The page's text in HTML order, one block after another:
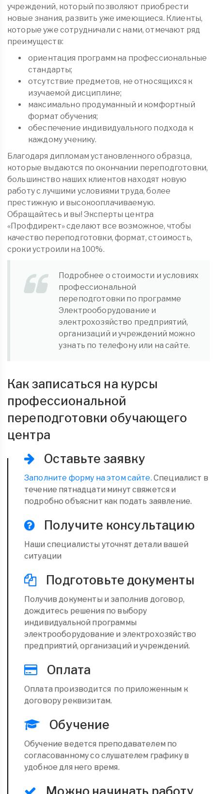
учреждений, который позволяют приобрести
новые знания, развить уже имеющиеся. Клиенты,
которые уже сотрудничали с нами, отмечают ряд
преимуществ:
ориентация программ на профессиональные
стандарты;
отсутствие предметов, не относящихся к
изучаемой дисциплине;
максимально продуманный и комфортный
формат обучения;
обеспечение индивидуального подхода к
каждому ученику.
Благодаря дипломам установленного образца,
которые выдаются по окончании переподготовки,
большинство наших клиентов находят новую
работу с лучшими условиями труда, более
престижную и высокооплачиваемую.
Обращайтесь и вы! Эксперты центра
«Профдирект» сделают все возможное, чтобы
качество переподготовки, формат, стоимость,
сроки устроили на 100%.
Подробнее о стоимости и условиях
профессиональной
переподготовки по программе
Электрооборудование и
электрохозяйство предприятий,
организаций и учреждений можно
узнать по телефону или на сайте.
Как записаться на курсы
профессиональной
переподготовки обучающего
центра
Оставьте заявку
Заполните форму на этом сайте. Специалист в
течение пятнадцати минут свяжется и
подробно объяснит как подать заявление.
Получите консультацию
Наши специалисты уточнят детали вашей
ситуации
Подготовьте документы
Получив документы и заполнив договор,
дождитесь решения по выбору
индивидуальной программы
электрооборудование и электрохозяйство
предприятий, организаций и учреждений.
Оплата
Оплата производится по приложенным к
договору реквизитам.
Обучение
Обучение ведется преподавателем по
согласованному со слушателем графику в
удобное для него время.
Можно начинать работу.